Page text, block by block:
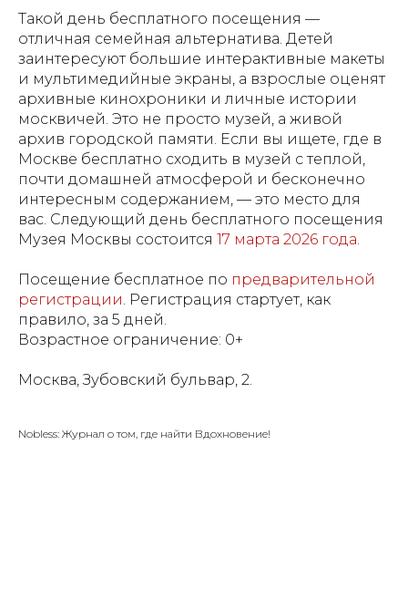
Такой день бесплатного посещения —
отличная семейная альтернатива. Детей
заинтересуют большие интерактивные макеты
и мультимедийные экраны, а взрослые оценят
архивные кинохроники и личные истории
москвичей. Это не просто музей, а живой
архив городской памяти. Если вы ищете, где в
Москве бесплатно сходить в музей с теплой,
почти домашней атмосферой и бесконечно
интересным содержанием, — это место для
вас. Следующий день бесплатного посещения
Музея Москвы состоится 17 марта 2026 года.
Посещение бесплатное по предварительной
регистрации. Регистрация стартует, как
правило, за 5 дней.
Возрастное ограничение: 0+
Москва, Зубовский бульвар, 2.
Nobless: Журнал о том, где найти Вдохновение!